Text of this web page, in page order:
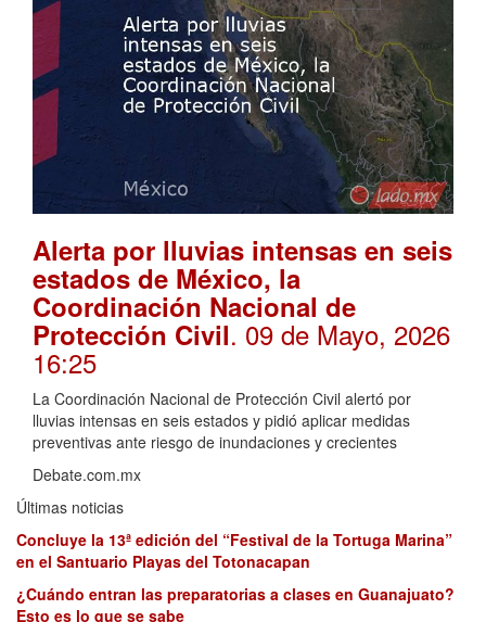
Alerta por lluvias intensas en seis
estados de México, la
Coordinación Nacional de
Protección Civil. 09 de Mayo, 2026
16:25
La Coordinación Nacional de Protección Civil alertó por
lluvias intensas en seis estados y pidió aplicar medidas
preventivas ante riesgo de inundaciones y crecientes
Debate.com.mx
Últimas noticias
Concluye la 13ª edición del “Festival de la Tortuga Marina”
en el Santuario Playas del Totonacapan
¿Cuándo entran las preparatorias a clases en Guanajuato?
Esto es lo que se sabe